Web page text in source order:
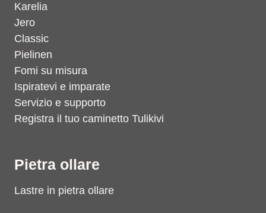
Karelia
Jero
Classic
Pielinen
Fomi su misura
Ispiratevi e imparate
Servizio e supporto
Registra il tuo caminetto Tulikivi
Pietra ollare
Lastre in pietra ollare